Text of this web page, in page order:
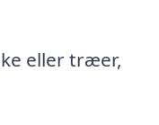
eller træer,